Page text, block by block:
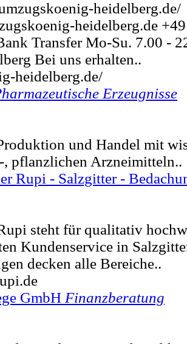
heidelberg.de/
heidelberg.de
Transfer Mo-Su. 7.00 -
Bei uns erhalten..
heidelberg.de/
Erzeugnisse
und Handel mit
pflanzlichen Arzneimitteln..
Rupi - Salzgitter -
steht für qualitativ
Kundenservice in
decken alle Bereiche..
GmbH Finanzberatung